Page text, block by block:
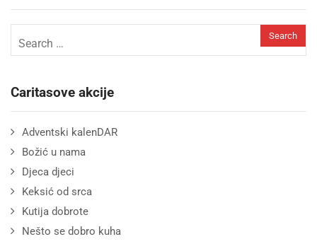
Caritasove akcije
Adventski kalenDAR
Božić u nama
Djeca djeci
Keksić od srca
Kutija dobrote
Nešto se dobro kuha